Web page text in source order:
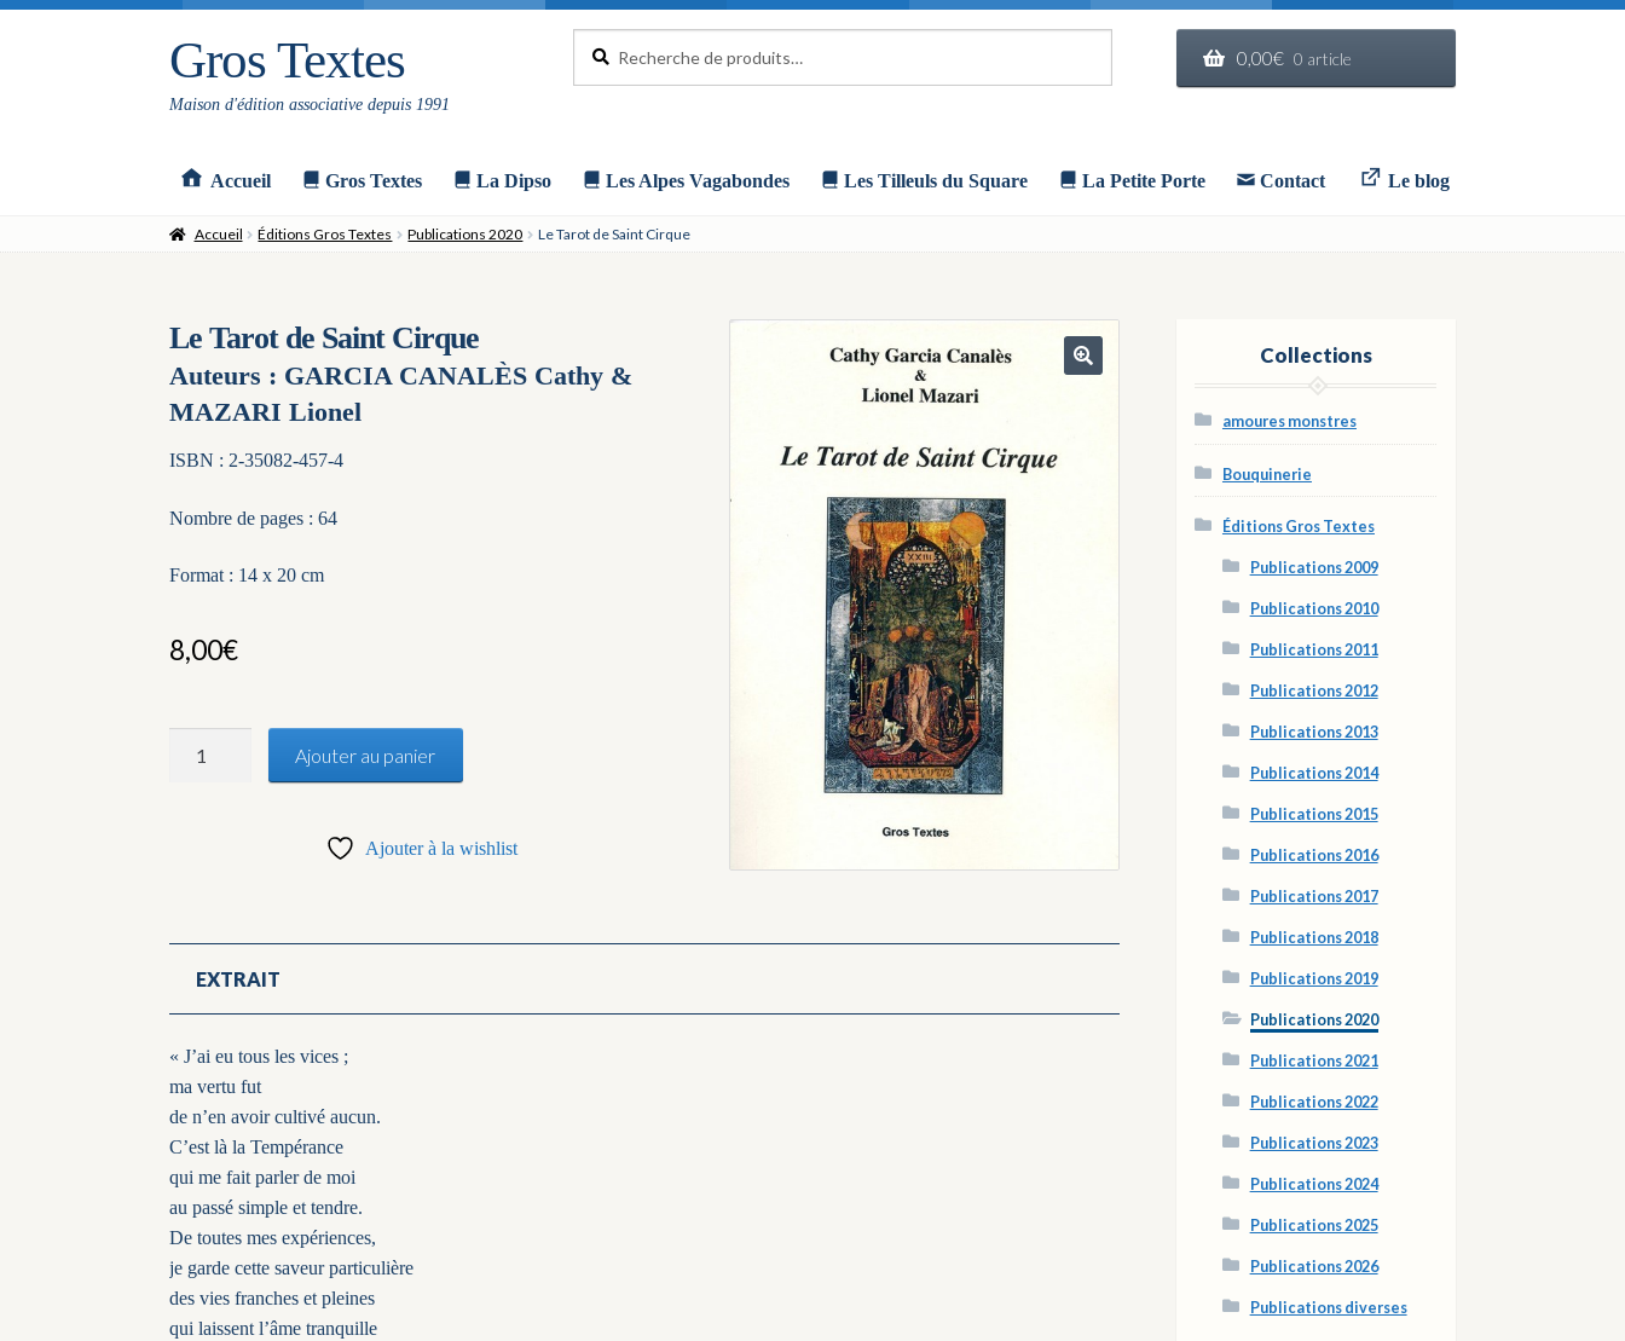
Aller
à
la
Aller
au
contenu
Gros Textes
Maison d'édition associative depuis 1991
pour :
0,00€ 0 article
Accueil Gros Textes La Dipso Les Alpes Vagabondes Les Tilleuls du Square La Petite Porte Contact Le blog
Accueil Éditions Gros Textes Publications 2020 Le Tarot de Saint Cirque
Le Tarot de Saint Cirque
Auteurs : GARCIA CANALÈS Cathy &
MAZARI Lionel
ISBN : 2-35082-457-4
Nombre de pages : 64
Format : 14 x 20 cm
8,00€
Ajouter au panier
Ajouter à la wishlist
EXTRAIT
« J’ai eu tous les vices ;
ma vertu fut
de n’en avoir cultivé aucun.
C’est là la Tempérance
qui me fait parler de moi
au passé simple et tendre.
De toutes mes expériences,
je garde cette saveur particulière
des vies franches et pleines
qui laissent l’âme tranquille
Collections
amoures monstres
Bouquinerie
Éditions Gros Textes
Publications 2009
Publications 2010
Publications 2011
Publications 2012
Publications 2013
Publications 2014
Publications 2015
Publications 2016
Publications 2017
Publications 2018
Publications 2019
Publications 2020
Publications 2021
Publications 2022
Publications 2023
Publications 2024
Publications 2025
Publications 2026
Publications diverses